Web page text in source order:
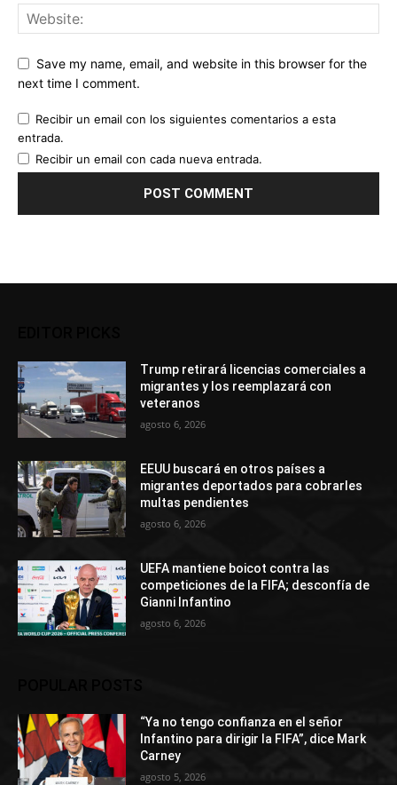
Save my name, email, and website in this browser for the
next time I comment.
Recibir un email con los siguientes comentarios a esta
entrada.
Recibir un email con cada nueva entrada.
Trump retirará licencias comerciales a
migrantes y los reemplazará con
veteranos
agosto 6, 2026
EEUU buscará en otros países a
migrantes deportados para cobrarles
multas pendientes
agosto 6, 2026
UEFA mantiene boicot contra las
competiciones de la FIFA; desconfía de
Gianni Infantino
agosto 6, 2026
“Ya no tengo confianza en el señor
Infantino para dirigir la FIFA”, dice Mark
Carney
agosto 5, 2026